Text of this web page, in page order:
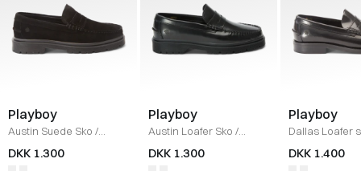
Playboy
Austin Suede Sko /
BLACK
DKK 1.300
Playboy
Austin Loafer Sko /
BLACK
DKK 1.300
Playboy
Dallas Loafer
BLACK
DKK 1.400